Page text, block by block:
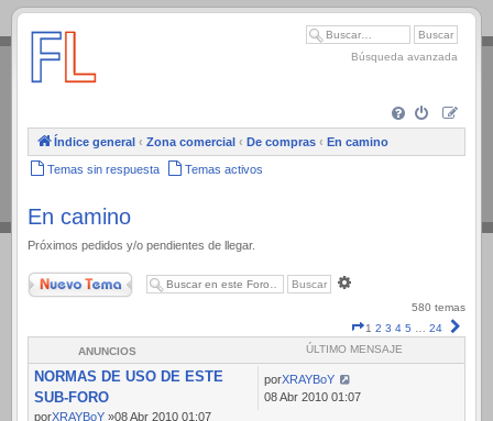
.
Búsqueda avanzada
Índice general ‹ Zona comercial ‹ De compras ‹ En camino
Temas sin respuesta Temas activos
En camino
Próximos pedidos y/o pendientes de llegar.
Nuevo Tema
580 temas
Página
1
1 2 3 4 5 … 24
ANUNCIOS ÚLTIMO MENSAJE
NORMAS DE USO DE ESTE
SUB-FORO
porXRAYBoY »08 Abr 2010 01:07
porXRAYBoY
08 Abr 2010 01:07